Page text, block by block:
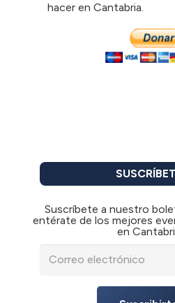
hacer en Cantabria.
Suscríbete a nuestro
entérate de los mejores
en